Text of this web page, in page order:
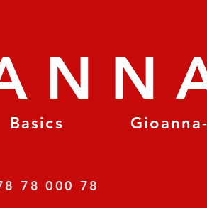
Basics
78 000